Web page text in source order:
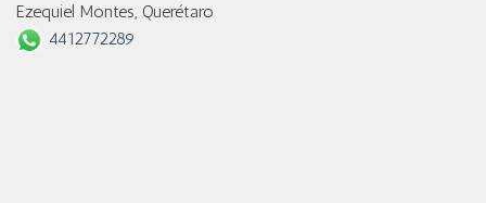
Ezequiel Montes, Querétaro
4412772289